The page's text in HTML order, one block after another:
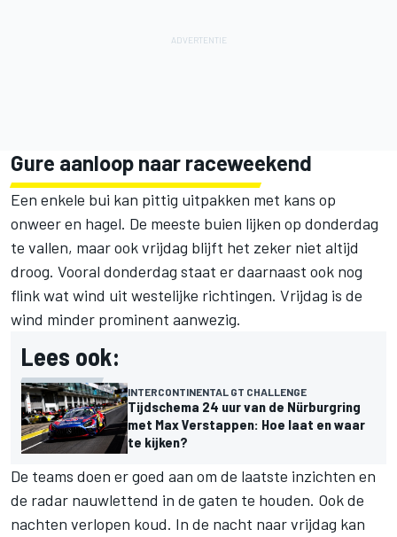
Gure aanloop naar raceweekend
Een enkele bui kan pittig uitpakken met kans op
onweer en hagel. De meeste buien lijken op donderdag
te vallen, maar ook vrijdag blijft het zeker niet altijd
droog. Vooral donderdag staat er daarnaast ook nog
flink wat wind uit westelijke richtingen. Vrijdag is de
wind minder prominent aanwezig.
Lees ook:
INTERCONTINENTAL GT CHALLENGE
Tijdschema 24 uur van de Nürburgring
met Max Verstappen: Hoe laat en waar
te kijken?
De teams doen er goed aan om de laatste inzichten en
de radar nauwlettend in de gaten te houden. Ook de
nachten verlopen koud. In de nacht naar vrijdag kan